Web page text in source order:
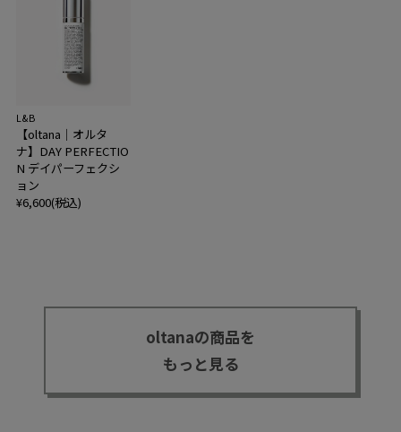
L&B
【oltana｜オルタ
ナ】DAY PERFECTIO
N デイパーフェクシ
ョン
¥6,600(税込)
oltanaの商品を
もっと見る